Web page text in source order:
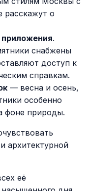
расскажут о
.
снабжены
доступ к
справкам.
— весна и осень,
особенно
фоне природы.
архитектурной
её